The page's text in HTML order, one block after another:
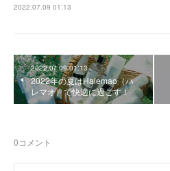
2022.07.09 01:13
2022.07.09 01:13
2022年の夏はHalemao（ハ
レマオ）で快適に過ごす！
0コメント